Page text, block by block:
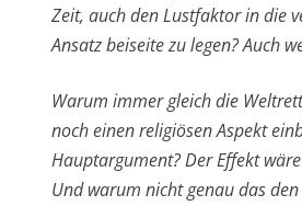
Zeit, auch den Lustfaktor in die
Ansatz beiseite zu legen? Auch
Warum immer gleich die
noch einen religiösen Aspekt
Hauptargument? Der Effekt
Und warum nicht genau das